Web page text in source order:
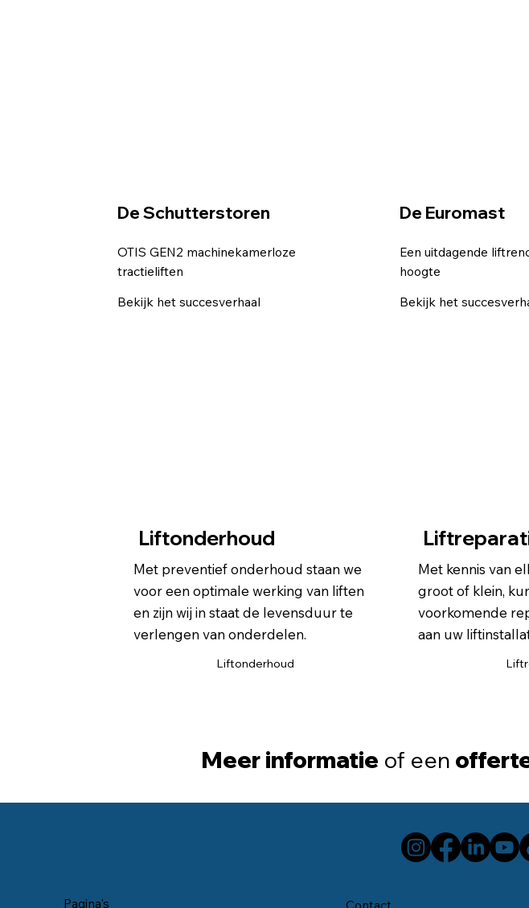
De Schutterstoren
OTIS GEN2 machinekamerloze
tractieliften
Bekijk het succesverhaal
De Euromast
Een uitdagende
hoogte
Bekijk het
Met preventief onderhoud staan we
voor een optimale werking van liften
en zijn wij in staat de levensduur te
verlengen van onderdelen.
Liftonderhoud
Liftonderhoud
Met kennis van
groot of klein,
voorkomende
aan uw
Meer informatie of een
Pagina's Contact